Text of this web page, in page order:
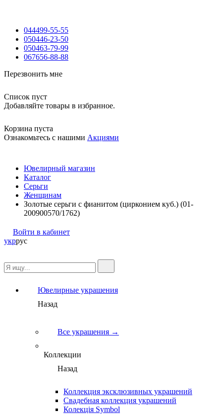
044499-55-55
050446-23-50
050463-79-99
067656-88-88
Перезвонить мне
Список пуст
Добавляйте товары в избранное.
Корзина пуста
Ознакомьтесь с нашими Акциями
Ювелирный магазин
Каталог
Серьги
Женщинам
Золотые серьги с фианитом (цирконием куб.) (01-
200900570/1762)
Войти в кабинет
укррус
Ювелирные украшения
Назад
Все украшения →
Коллекции
Назад
Коллекция эксклюзивных украшений
Свадебная коллекция украшений
Колекція Symbol